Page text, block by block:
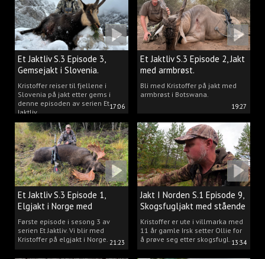
17:06
Et Jaktliv S.3 Episode 3,
Gemsejakt i Slovenia.
Kristoffer reiser til fjellene i
Slovenia på jakt etter gems i
denne episoden av serien Et
Jaktliv.
19:27
Et Jaktliv S.3 Episode 2, Jakt
med armbrøst.
Bli med Kristoffer på jakt med
armbrøst i Botswana.
21:23
Et Jaktliv S.3 Episode 1,
Elgjakt i Norge med
Kristoffer Clausen
Første episode i sesong 3 av
serien Et Jaktliv. Vi blir med
Kristoffer på elgjakt i Norge.
13:34
Jakt I Norden S.1 Episode 9,
Skogsfugljakt med stående
hund.
Kristoffer er ute i villmarka med
11 år gamle Irsk setter Ollie for
å prøve seg etter skogsfugl.